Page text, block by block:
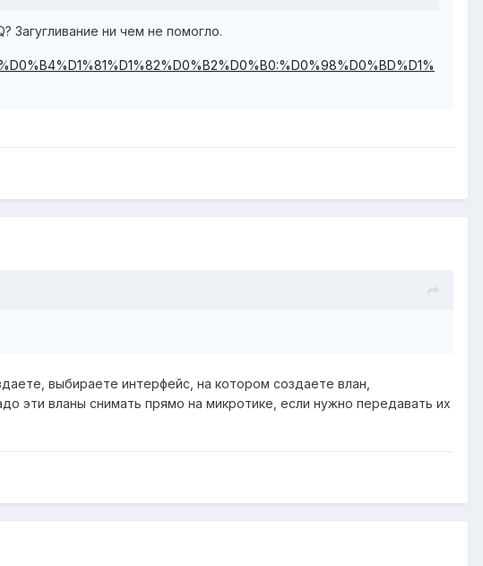
Загугливание ни чем не помогло.
выбираете интерфейс, на котором создаете влан,
эти вланы снимать прямо на микротике, если нужно передавать их